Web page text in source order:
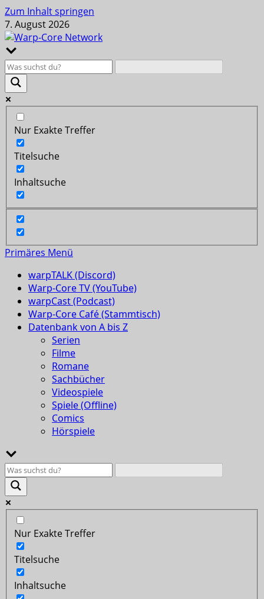
Zum Inhalt springen
7. August 2026
Nur Exakte Treffer
Titelsuche
Inhaltsuche
Primäres Menü
warpTALK (Discord)
Warp-Core TV (YouTube)
warpCast (Podcast)
Warp-Core Café (Stammtisch)
Datenbank von A bis Z
Serien
Filme
Romane
Sachbücher
Videospiele
Spiele (Offline)
Comics
Hörspiele
Nur Exakte Treffer
Titelsuche
Inhaltsuche